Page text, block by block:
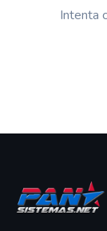
Intenta